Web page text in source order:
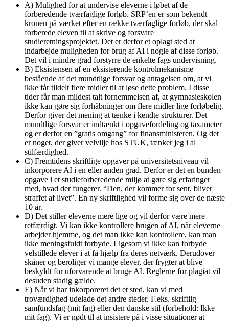
A) Mulighed for at undervise eleverne i løbet af de
forberedende tværfaglige forløb. SRP’en er som bekendt
kronen på værket efter en række tværfaglige forløb, der skal
forberede eleven til at skrive og forsvare
studieretningsprojektet. Det er derfor et oplagt sted at
indarbejde muligheden for brug af AI i nogle af disse forløb.
Det vil i mindre grad forstyrre de enkelte fags undervisning.
B) Eksistensen af en eksisterende kontrolmekanisme
bestående af det mundtlige forsvar og antagelsen om, at vi
ikke får tildelt flere midler til at løse dette problem. I disse
tider får man mildest talt fornemmelsen af, at gymnasieskolen
ikke kan gøre sig forhåbninger om flere midler lige forløbelig.
Derfor giver det mening at tænke i kendte strukturer. Det
mundtlige forsvar er indtænkt i opgavefordeling og taxameter
og er derfor en ”gratis omgang” for finansministeren. Og det
er noget, der giver velvilje hos STUK, tænker jeg i al
stilfærdighed.
C) Fremtidens skriftlige opgaver på universitetsniveau vil
inkorporere AI i en eller anden grad. Derfor er det en bunden
opgave i et studieforberedende miljø at gøre sig erfaringer
med, hvad der fungerer. “Den, der kommer for sent, bliver
straffet af livet”. En ny skriftlighed vil forme sig over de næste
10 år.
D) Det stiller eleverne mere lige og vil derfor være mere
retfærdigt. Vi kan ikke kontrollere brugen af AI, når eleverne
arbejder hjemme, og det man ikke kan kontrollere, kan man
ikke meningsfuldt forbyde. Ligesom vi ikke kan forbyde
velstillede elever i at få hjælp fra deres netværk. Derudover
skåner og beroliger vi mange elever, der frygter at blive
beskyldt for uforvarende at bruge AI. Reglerne for plagiat vil
desuden stadig gælde.
E) Når vi har inkorporeret det et sted, kan vi med
troværdighed udelade det andre steder. F.eks. skriftlig
samfundsfag (mit fag) eller den danske stil (forbehold: Ikke
mit fag). Vi er nødt til at insistere på i visse situationer at